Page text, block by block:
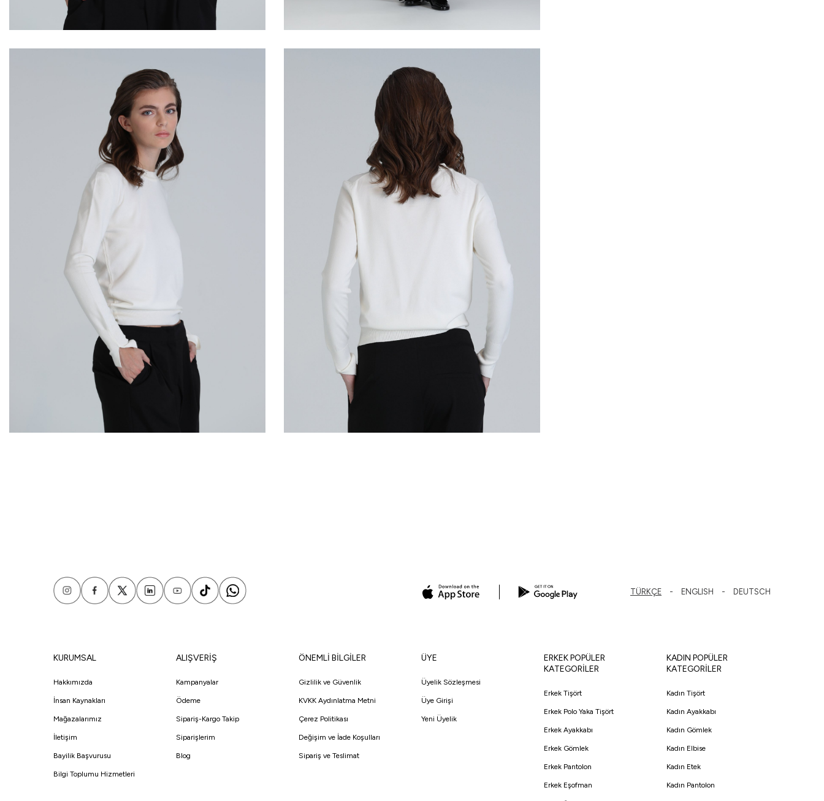
TÜRKÇE ENGLISH DEUTSCH
KURUMSAL
Hakkımızda
İnsan Kaynakları
Mağazalarımız
İletişim
Bayilik Başvurusu
Bilgi Toplumu Hizmetleri
ALIŞVERİŞ
Kampanyalar
Ödeme
Sipariş-Kargo Takip
Siparişlerim
Blog
ÖNEMLİ BİLGİLER
Gizlilik ve Güvenlik
KVKK Aydınlatma Metni
Çerez Politikası
Değişim ve İade Koşulları
Sipariş ve Teslimat
ÜYE
Üyelik Sözleşmesi
Üye Girişi
Yeni Üyelik
ERKEK POPÜLER
KATEGORİLER
Erkek Tişört
Erkek Polo Yaka Tişört
Erkek Ayakkabı
Erkek Gömlek
Erkek Pantolon
Erkek Eşofman
KADIN POPÜLER
KATEGORİLER
Kadın Tişört
Kadın Ayakkabı
Kadın Gömlek
Kadın Elbise
Kadın Etek
Kadın Pantolon